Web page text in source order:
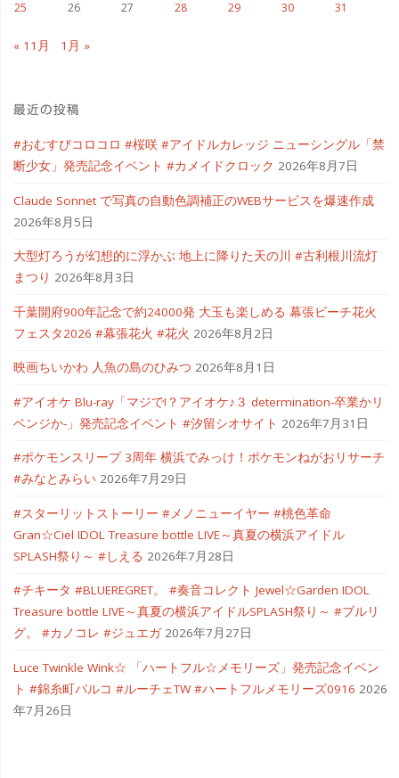
な
ま
す"
25
26 27 28 29 30 31
« 11月 1月 »
最近の投稿
#おむすびコロコロ #桜咲 #アイドルカレッジ ニューシングル「禁
断少女」発売記念イベント #カメイドクロック 2026年8月7日
Claude Sonnet で写真の自動色調補正のWEBサービスを爆速作成
2026年8月5日
大型灯ろうが幻想的に浮かぶ 地上に降りた天の川 #古利根川流灯
まつり 2026年8月3日
千葉開府900年記念で約24000発 大玉も楽しめる 幕張ビーチ花火
フェスタ2026 #幕張花火 #花火 2026年8月2日
映画ちいかわ 人魚の島のひみつ 2026年8月1日
#アイオケ Blu-ray「マジで!？アイオケ♪３ determination-卒業かリ
ベンジか-」発売記念イベント #汐留シオサイト 2026年7月31日
#ポケモンスリープ 3周年 横浜でみっけ！ポケモンねがおリサーチ
#みなとみらい 2026年7月29日
#スターリットストーリー #メノニューイヤー #桃色革命
Gran☆Ciel IDOL Treasure bottle LIVE～真夏の横浜アイドル
SPLASH祭り～ #しえる 2026年7月28日
#チキータ #BLUEREGRET。 #奏音コレクト Jewel☆Garden IDOL
Treasure bottle LIVE～真夏の横浜アイドルSPLASH祭り～ #ブルリ
グ。 #カノコレ #ジュエガ 2026年7月27日
Luce Twinkle Wink☆ 「ハートフル☆メモリーズ」発売記念イベン
ト #錦糸町パルコ #ルーチェTW #ハートフルメモリーズ0916 2026
年7月26日